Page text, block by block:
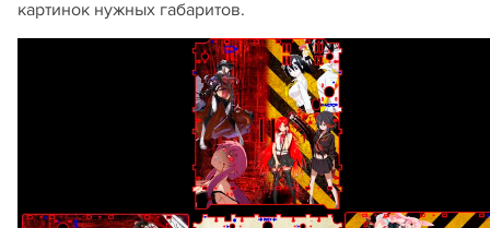
картинок нужных габаритов.